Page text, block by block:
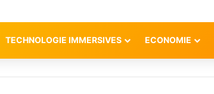
TECHNOLOGIE IMMERSIVES ECONOMIE